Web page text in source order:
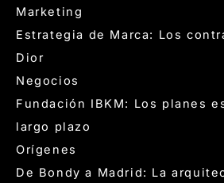
Marketing
Estrategia de Marca: Los
Dior
Negocios
Fundación IBKM: Los planes
largo plazo
Orígenes
De Bondy a Madrid: La